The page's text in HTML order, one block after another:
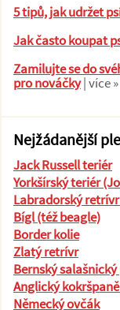
5 tipů, jak udržet
Jak často koupat
Zamilujte se do
pro nováčky| více »
Nejžádanější
Jack Russell teriér
Yorkšírský teriér
Labradorský
Bígl (též beagle)
Border kolie
Zlatý retrívr
Bernský salašnický
Anglický
Německý ovčák